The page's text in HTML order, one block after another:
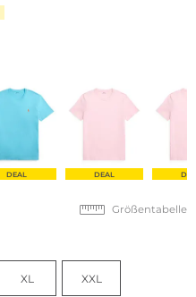
DEAL DEAL
Größentabelle
XL XXL